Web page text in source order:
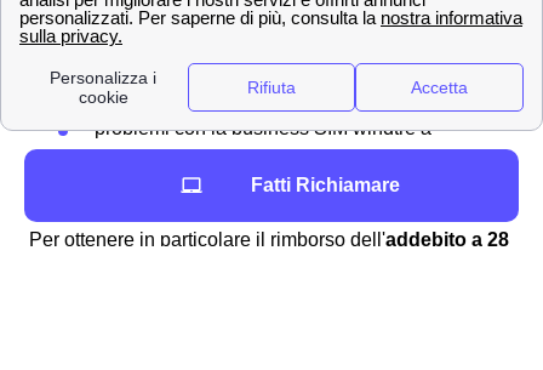
una procedura alquanto semplice e lineare che può
essere svolta per molteplici ragioni, ad esempio:
fatturazioni errate
addebito ogni 28 giorni
problemi con la business SIM windtre a
richiesta del credito residuo
Per ottenere in particolare il rimborso dell'addebito a 28
Fatti Richiamare